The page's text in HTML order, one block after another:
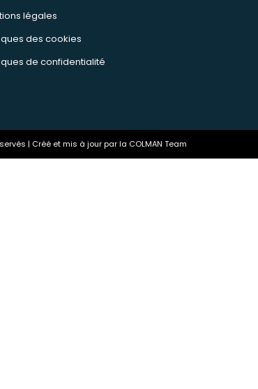
légales
des cookies
de confidentialité
| Créé et mis à jour par la COLMAN Team